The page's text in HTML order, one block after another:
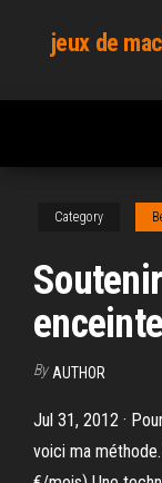
content
jeux de
Category
enceinte
By AUTHOR
Jul 31, 2012 ·
voici ma